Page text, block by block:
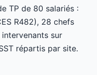
TP de 80 salariés :
R482), 28 chefs
sur
répartis par site.